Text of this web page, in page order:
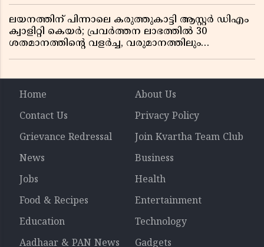
ലയനത്തിന് പിന്നാലെ കരുത്തുകാട്ടി ആസ്റ്റർ ഡിഎം
ക്വാളിറ്റി കെയർ; പ്രവർത്തന ലാഭത്തിൽ 30
ശതമാനത്തിൻ്റെ വളർച്ച, വരുമാനത്തിലും
Home
About Us
Contact Us
Privacy Policy
Grievance Redressal
Join Kvartha Team Club
News
Business
Jobs
Health
Food & Recipes
Entertainment
Education
Technology
Aadhaar & PAN News
Gadgets